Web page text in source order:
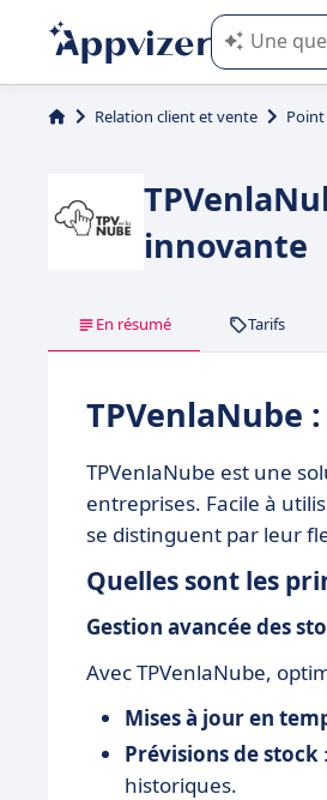
L'IA de
Relation client et vente Point
innovante
En résumé Tarifs
TPVenlaNube
TPVenlaNube est une
entreprises. Facile à
se distinguent par leur
Quelles sont les
Gestion avancée des
Avec TPVenlaNube,
Mises à jour en
Prévisions de stock
historiques.